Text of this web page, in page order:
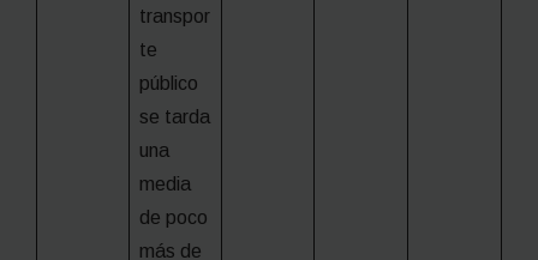
transpor
te
público
se tarda
una
media
de poco
más de